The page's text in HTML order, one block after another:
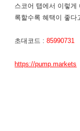
스코어 탭에서 이렇게
록할수록 혜택이 좋다
초대코드 :85990731
https://pump.markets